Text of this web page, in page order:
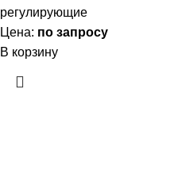
регулирующие
Цена: по запросу
В корзину